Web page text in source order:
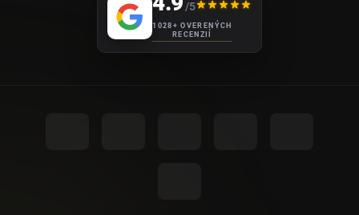
/5
1028+ OVERENÝCH
RECENZIÍ